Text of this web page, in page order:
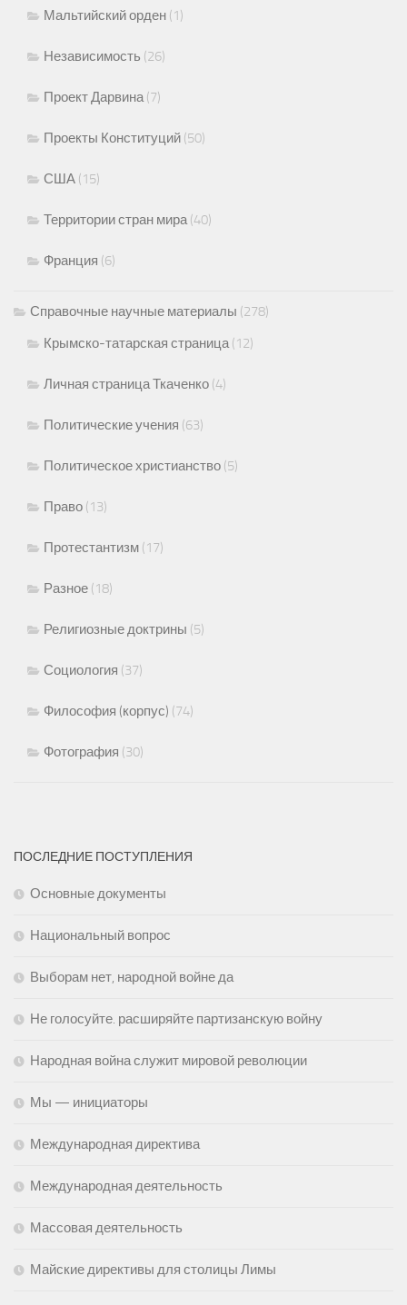
Мальтийский орден (1)
Независимость (26)
Проект Дарвина(7)
Проекты Конституций (50)
США (15)
Территории стран мира(40)
Франция (6)
Справочные научные материалы (278)
Крымско-татарская страница(12)
Личная страница Ткаченко (4)
Политические учения (63)
Политическое христианство (5)
Право (13)
Протестантизм (17)
Разное (18)
Религиозные доктрины (5)
Социология (37)
Философия (корпус) (74)
Фотография (30)
ПОСЛЕДНИЕ ПОСТУПЛЕНИЯ
Основные документы
Национальный вопрос
Выборам нет, народной войне да
Не голосуйте. расширяйте партизанскую войну
Народная война служит мировой революции
Мы — инициаторы
Международная директива
Международная деятельность
Массовая деятельность
Майские директивы для столицы Лимы